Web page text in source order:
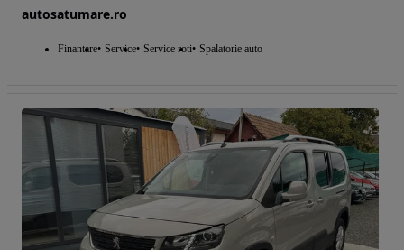
autosatumare.ro
Finantare Service Service roti Spalatorie auto